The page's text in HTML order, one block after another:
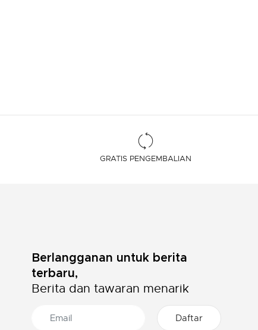
GRATIS PENGEMBALIAN
Berlangganan untuk berita
terbaru,
Berita dan tawaran menarik